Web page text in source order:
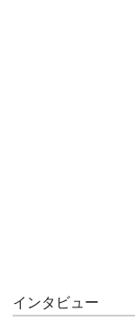
インタビュー